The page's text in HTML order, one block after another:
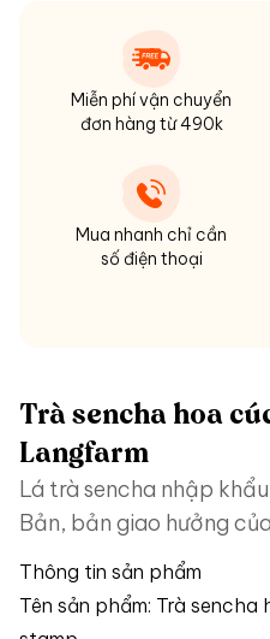
Miễn phí vận chuyển
đơn hàng từ 490k
Mua nhanh chỉ cần
số điện thoại
Trà sencha hoa
Langfarm
Lá trà sencha nhập
Bản, bản giao hưởng
Thông tin sản phẩm
Tên sản phẩm: Trà sencha